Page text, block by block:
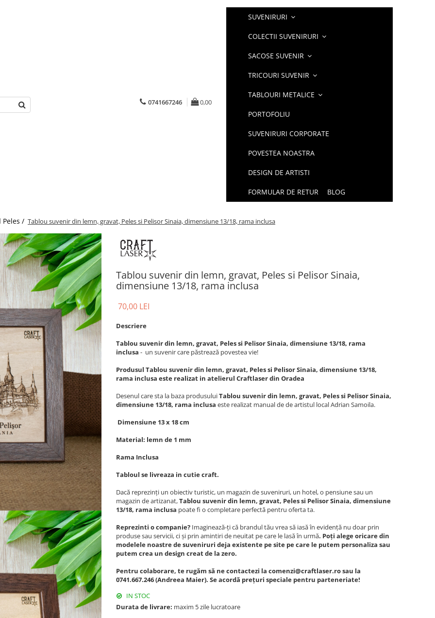
0741667246 0,00
SUVENIRURI
COLECTII SUVENIRURI
SACOSE SUVENIR
TRICOURI SUVENIR
TABLOURI METALICE
PORTOFOLIU
SUVENIRURI CORPORATE
POVESTEA NOASTRA
DESIGN DE ARTISTI
FORMULAR DE RETUR BLOG
Peles / Tablou suvenir din lemn, gravat, Peles si Pelisor Sinaia, dimensiune 13/18, rama inclusa
Tablou suvenir din lemn, gravat, Peles si Pelisor Sinaia,
dimensiune 13/18, rama inclusa
70,00 LEI
Descriere
Tablou suvenir din lemn, gravat, Peles si Pelisor Sinaia, dimensiune 13/18, rama
inclusa - un suvenir care păstrează povestea vie!
Produsul Tablou suvenir din lemn, gravat, Peles si Pelisor Sinaia, dimensiune 13/18,
rama inclusa este realizat in atelierul Craftlaser din Oradea
Desenulcare sta la baza produsuluiTablou suvenir din lemn, gravat, Peles si Pelisor Sinaia,
dimensiune 13/18, rama inclusa este realizat manual de de artistul local Adrian Samoila.
Dimensiune 13 x 18 cm
Material: lemn de 1 mm
Rama Inclusa
Tabloul se livreaza in cutie craft.
Dacă reprezinți un obiectiv turistic, un magazin de suveniruri, un hotel, o pensiune sau un
magazin de artizanat,Tablou suvenir din lemn, gravat, Peles si Pelisor Sinaia, dimensiune
13/18, rama inclusa poate fi o completare perfectă pentru oferta ta.
Reprezinti o companie? Imaginează-ți că brandul tău vrea să iasă în evidență nu doar prin
produse sau servicii, ci și prin amintiri de neuitat pe care le lasă în urmă. Poți alege oricare din
modelele noastre de suveniruri deja existente pe site pe care le putem personaliza sau
putem crea un design creat de la zero.
Pentru colaborare, te rugăm să ne contactezi la comenzi@craftlaser.ro sau la
0741.667.246 (Andreea Maier). Se acordă prețuri speciale pentru parteneriate!
IN STOC
Durata de livrare: maxim 5 zile lucratoare